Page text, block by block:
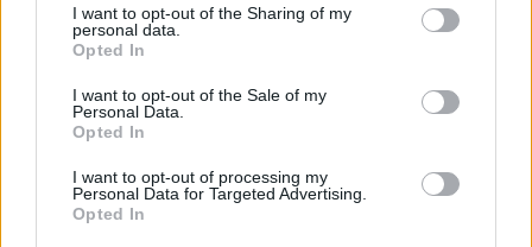
not limited to your visit or usage behaviour. You may click to
grant or deny consent to Google and its third-party tags to
use your data for below specified purposes in below Google
consent section.
I want to opt-out of the Sharing of my
personal data.
Opted In
I want to opt-out of the Sale of my
Personal Data.
Opted In
I want to opt-out of processing my
Personal Data for Targeted Advertising.
Opted In
TI ΔΙΑΒΑΖΕΤΑΙ
Συνελήφθη πρώην παίκτης του Survivor για
ξυλοδαρμό 14χρονου: Κατηγορείται ότι τον